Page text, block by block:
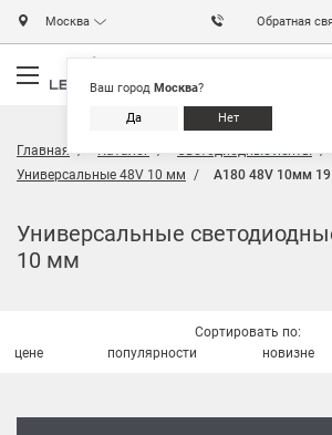
Москва
Ваш город Москва?
Да Нет
Обратная
Главная Каталог
Светодиодные ленты
Универсальные 48V 10 мм
A180 48V 10мм
Универсальные
10 мм
Сортировать по:
цене
популярности новизне